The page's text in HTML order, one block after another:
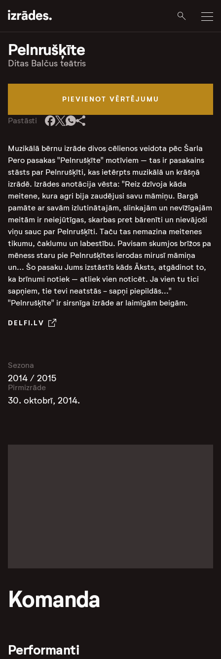
Pelnrušķīte
Ditas Balčus teātris
PIEVIENOT VĒRTĒJUMU
Pastāsti
Muzikālā bērnu izrāde divos cēlienos veidota pēc Šarla
Pero pasakas "Pelnrušķīte" motīviem – tas ir pasakains
stāsts par Pelnrušķīti, kas ietērpts muzikālā un krāšņā
izrādē. Izrādes anotācija vēsta: "Reiz dzīvoja kāda
meitene, kura agri bija zaudējusi savu māmiņu. Bargā
pamāte ar savām izlutinātajām, slinkajām un nevīžīgajām
meitām ir neiejūtīgas, skarbas pret bārenīti un nievājoši
viņu sauc par Pelnrušķīti. Taču tas nemazina meitenes
tikumu, čaklumu un labestību. Pavisam skumjos brīžos pa
mēness staru pie Pelnrušķītes ierodas mirusī māmiņa
un... Šo pasaku Jums izstāstīs kāds Āksts, atgādinot to,
ka brīnumi notiek – atliek vien noticēt. Ja vien tu tici
sapņiem, tie tevi neatstās - sapņi piepildās..."
"Pelnrušķīte" ir sirsnīga izrāde ar laimīgām beigām.
DELFI.LV
Sezona
2014 / 2015
Pirmizrāde
30. oktobrī, 2014.
Komanda
Performanti